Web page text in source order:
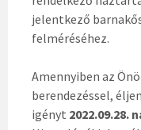
jelentkező
felméréséhez.
Amennyiben az
berendezéssel,
igényt 2022.09.28.